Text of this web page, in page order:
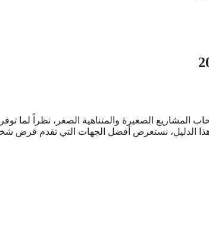
المشاريع الصغيرة والمتناهية الصغر، نظراً لما
الدليل، نستعرض أفضل الجهات التي تقدم قرض